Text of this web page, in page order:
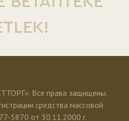
Все права защищены.
средства массовой
5870 от 30.11.2000 г.